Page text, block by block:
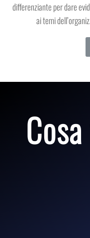
differenziante per dare
ai temi